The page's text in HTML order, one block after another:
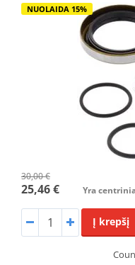
NUOLAIDA 15%
30,00 €
25,46 € Yra
Į krepšį